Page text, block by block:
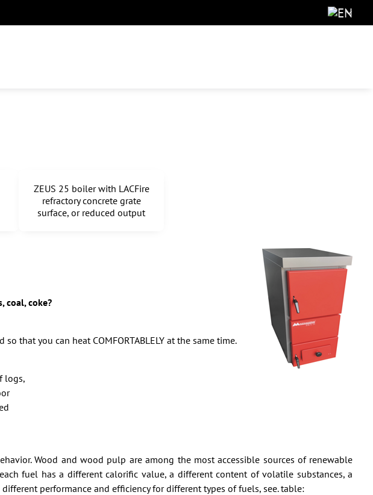
ZEUS 25 boiler with LACFire
refractory concrete grate
surface, or reduced output
coal, coke?
that you can heat COMFORTABLELY at the same time.
logs,
Wood and wood pulp are among the most accessible sources of renewable
fuel has a different calorific value, a different content of volatile substances, a
performance and efficiency for different types of fuels, see. table: